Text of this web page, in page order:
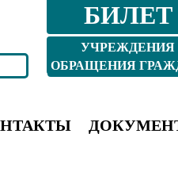
БИЛЕТ
УЧРЕЖДЕНИЯ
КУЛЬТУРЫ
ОБРАЩЕНИЯ